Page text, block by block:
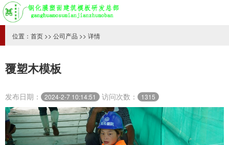
位置： 首页 >> 公司产品 >> 详情
覆塑木模板
发布日期： 2024-2-7 10:14:51 访问次数： 1315